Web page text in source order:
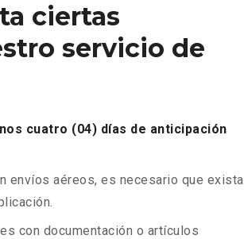
ciertas
servicio de
cuatro (04) días de anticipación
envíos aéreos, es necesario que exista
con documentación o artículos